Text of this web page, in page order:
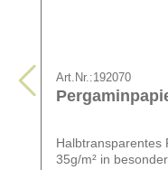
Art.Nr.:192070
Halbtransparentes
35g/m² in